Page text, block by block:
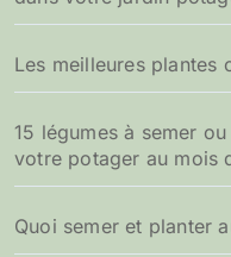
Les meilleures plantes
15 légumes à semer
votre potager au mois
Quoi semer et planter